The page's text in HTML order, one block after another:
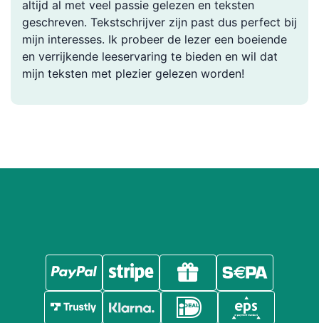
altijd al met veel passie gelezen en teksten
geschreven. Tekstschrijver zijn past dus perfect bij
mijn interesses. Ik probeer de lezer een boeiende
en verrijkende leeservaring te bieden en wil dat
mijn teksten met plezier gelezen worden!